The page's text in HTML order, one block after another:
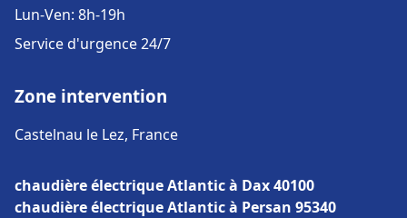
Lun-Ven: 8h-19h
Service d'urgence 24/7
Zone intervention
Castelnau le Lez, France
chaudière électrique Atlantic à Dax 40100
chaudière électrique Atlantic à Persan 95340